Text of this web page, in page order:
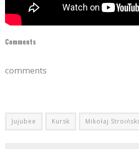
Comments
comments
Jujubee Kursk Mikołaj Stroiński